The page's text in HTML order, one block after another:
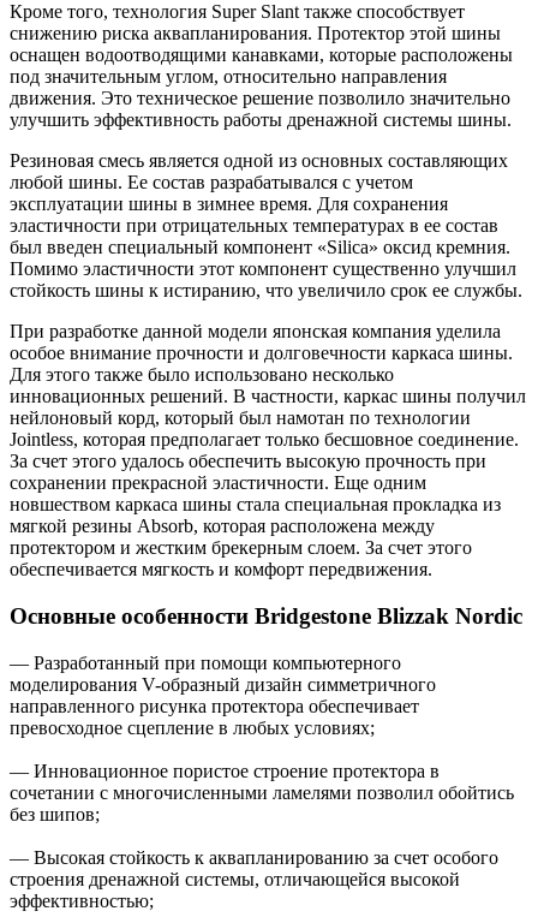
Кроме того, технология Super Slant также способствует
снижению риска аквапланирования. Протектор этой шины
оснащен водоотводящими канавками, которые расположены
под значительным углом, относительно направления
движения. Это техническое решение позволило значительно
улучшить эффективность работы дренажной системы шины.
Резиновая смесь является одной из основных составляющих
любой шины. Ее состав разрабатывался с учетом
эксплуатации шины в зимнее время. Для сохранения
эластичности при отрицательных температурах в ее состав
был введен специальный компонент «Silica» оксид кремния.
Помимо эластичности этот компонент существенно улучшил
стойкость шины к истиранию, что увеличило срок ее службы.
При разработке данной модели японская компания уделила
особое внимание прочности и долговечности каркаса шины.
Для этого также было использовано несколько
инновационных решений. В частности, каркас шины получил
нейлоновый корд, который был намотан по технологии
Jointless, которая предполагает только бесшовное соединение.
За счет этого удалось обеспечить высокую прочность при
сохранении прекрасной эластичности. Еще одним
новшеством каркаса шины стала специальная прокладка из
мягкой резины Absorb, которая расположена между
протектором и жестким брекерным слоем. За счет этого
обеспечивается мягкость и комфорт передвижения.
Основные особенности Bridgestone Blizzak Nordic
— Разработанный при помощи компьютерного
моделирования V-образный дизайн симметричного
направленного рисунка протектора обеспечивает
превосходное сцепление в любых условиях;
— Инновационное пористое строение протектора в
сочетании с многочисленными ламелями позволил обойтись
без шипов;
— Высокая стойкость к аквапланированию за счет особого
строения дренажной системы, отличающейся высокой
эффективностью;